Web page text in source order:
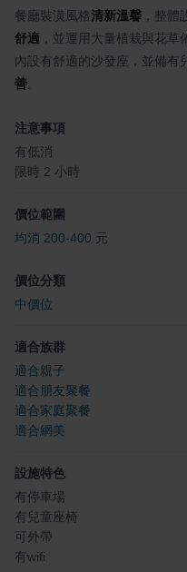
餐廳裝潢風格清新溫馨 ，整體
舒適 ，並運用大量植栽與花草
內設有舒適的沙發座，並備有
善
注意事項
有低消
限時 2 小時
價位範圍
均消 200-400 元
價位分類
中價位
適合族群
適合親子
適合朋友聚餐
適合家庭聚餐
適合網美
設施特色
有停車場
有兒童座椅
可外帶
有wifi